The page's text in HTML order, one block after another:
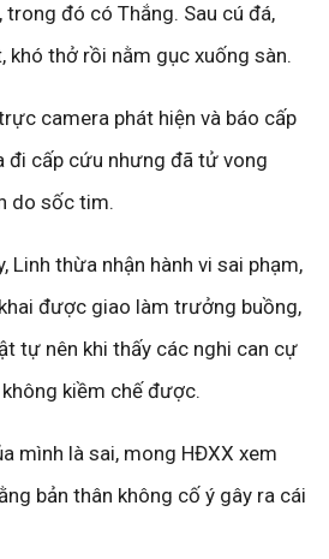
đó có Thắng. Sau cú đá,
khó thở rồi nằm gục xuống sàn.
camera phát hiện và báo cấp
đi cấp cứu nhưng đã tử vong
do sốc tim.
Linh thừa nhận hành vi sai phạm,
được giao làm trưởng buồng,
tự nên khi thấy các nghi can cự
kiềm chế được.
mình là sai, mong HĐXX xem
bản thân không cố ý gây ra cái